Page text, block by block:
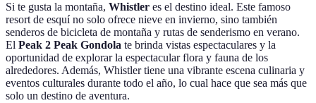
Si te gusta la montaña, Whistler es el destino ideal. Este famoso
resort de esquí no solo ofrece nieve en invierno, sino también
senderos de bicicleta de montaña y rutas de senderismo en verano.
El Peak 2 Peak Gondola te brinda vistas espectaculares y la
oportunidad de explorar la espectacular flora y fauna de los
alrededores. Además, Whistler tiene una vibrante escena culinaria y
eventos culturales durante todo el año, lo cual hace que sea más que
solo un destino de aventura.